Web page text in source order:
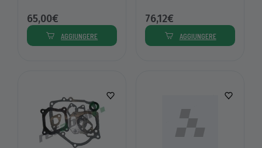
65,00€
AGGIUNGERE
76,12€
AGGIUNGERE